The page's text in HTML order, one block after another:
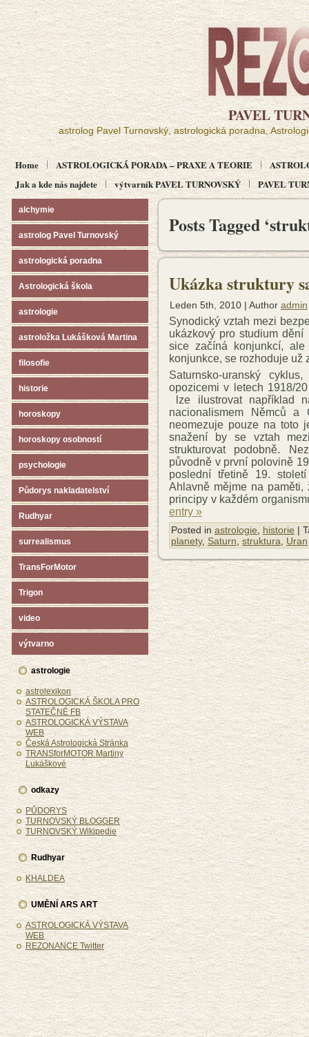
PAVEL
astrolog Pavel Turnovský, astrologická poradna,
Home ASTROLOGICKÁ PORADA – PRAXE A TEORIE
Jak a kde nás najdete
výtvarník PAVEL TURNOVSKÝ PAVEL
alchymie
astrolog Pavel Turnovský
astrologická poradna
Astrologická škola
astrologie
astroložka Lukášková Martina
filosofie
historie
horoskopy
horoskopy osobností
psychologie
Půdorys nakladatelství
Rudhyar
surrealismus
TransForMotor
Trigon
video
výtvarno
astrologie
astrolexikon
ASTROLOGICKÁ ŠKOLA PRO
STATEČNÉ FB
ASTROLOGICKÁ VÝSTAVA
WEB
Česká Astrologická Stránka
TRANSforMOTOR Martiny
Lukáškové
odkazy
PŮDORYS
TURNOVSKÝ BLOGGER
TURNOVSKÝ Wikipedie
Rudhyar
KHALDEA
UMĚNÍ ARS ART
ASTROLOGICKÁ VÝSTAVA
WEB
REZONANCE Twitter
Posts Tagged
Ukázka struktury
Leden 5th, 2010 | Author admin
Synodický vztah mezi
ukázkový pro studium
sice začíná konjunkcí,
konjunkce, se rozhoduje už
Saturnsko-uranský
opozicemi v letech 1918/
lze ilustrovat například
nacionalismem Němců a
neomezuje pouze na toto
snažení by se vztah
strukturovat podobně.
původně v první polovině
poslední třetině 19.
Ahlavně mějme na
principy v každém
entry »
Posted in astrologie historie |
planety, Saturn struktura Uran